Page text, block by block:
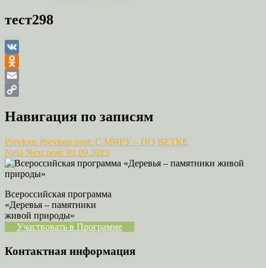
тест298
VK
Odnoklassniki
Email
Link
Навигация по записям
Previous Previous post: С МИРУ – ПО ВЕТКЕ
Next Next post: 01.09.2019
Всероссийская программа
«Деревья – памятники
живой природы»
Участвовать в Программе
Контактная информация